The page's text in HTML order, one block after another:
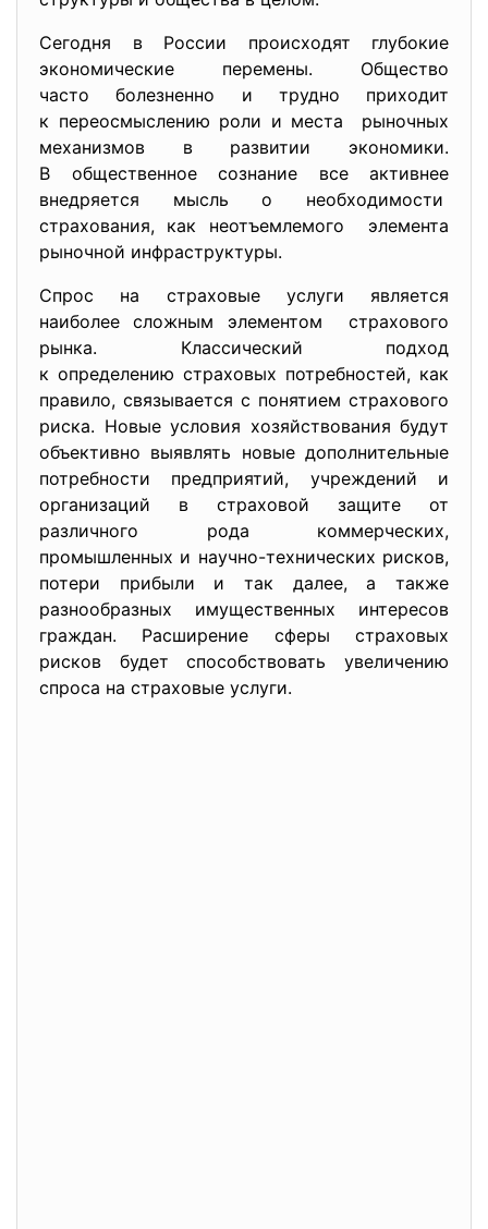
Сегодня в России происходят глубокие
экономические перемены. Общество
часто болезненно и трудно приходит
к переосмыслению роли и места рыночных
механизмов в развитии экономики.
В общественное сознание все активнее
внедряется мысль о необходимости
страхования, как неотъемлемого элемента
рыночной инфраструктуры.
Спрос на страховые услуги является
наиболее сложным элементом страхового
рынка. Классический подход
к определению страховых потребностей, как
правило, связывается с понятием страхового
риска. Новые условия хозяйствования будут
объективно выявлять новые дополнительные
потребности предприятий, учреждений и
организаций в страховой защите от
различного рода коммерческих,
промышленных и научно-технических рисков,
потери прибыли и так далее, а также
разнообразных имущественных интересов
граждан. Расширение сферы страховых
рисков будет способствовать увеличению
спроса на страховые услуги.